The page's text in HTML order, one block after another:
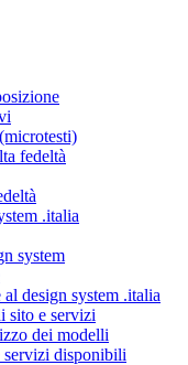
fedeltà
.italia
system
design system .italia
sito e servizi
dei modelli
disponibili